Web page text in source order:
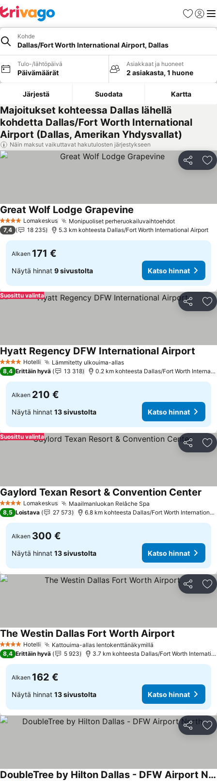
Suosikit
Kohde
Dallas/Fort Worth International Airport, Dallas
Tulo-/lähtöpäivä
Päivämäärät
Asiakkaat ja huoneet
2 asiakasta, 1 huone
Järjestä Suodata Kartta
Majoitukset kohteessa Dallas lähellä
kohdetta Dallas/Fort Worth International
Airport (Dallas, Amerikan Yhdysvallat)
Näin maksut vaikuttavat hakutulosten järjestykseen
Jaa
4 TähtiluokitusLomakeskus Monipuoliset perheruokailuvaihtoehdotKatso
Great Wolf Lodge Grapevine
7,4 18 235 5.3 km kohteesta Dallas/Fort Worth International Airport
Alkaen 171 €
Näytä hinnat 9 sivustolta Katso hinnat
Jaa
Suosittu valinta
4 Tähtiluokitus
Hotelli Lämmitetty ulkouima-allasKatso hinnat
Hyatt Regency DFW International Airport
8,4 Erittäin hyvä 13 318 0.2 km kohteesta Dallas/Fort Worth
Alkaen 210 €
Näytä hinnat 13 sivustolta Katso hinnat
Jaa
Suosittu valinta
4 TähtiluokitusLomakeskus Maailmanluokan Relâche Spa
Gaylord Texan Resort & Convention Center
8,5 Loistava 27 573 6.8 km kohteesta Dallas/Fort Worth International
Alkaen 300 €
Näytä hinnat 13 sivustolta Katso hinnat
Jaa
4 Tähtiluokitus
Hotelli Kattouima-allas lentokenttänäkymillä
The Westin Dallas Fort Worth Airport
8,4 Erittäin hyvä 5 923 3.7 km kohteesta Dallas/Fort Worth
Alkaen 162 €
Näytä hinnat 13 sivustolta Katso hinnat
Jaa
DoubleTree by Hilton Dallas - DFW Airport North